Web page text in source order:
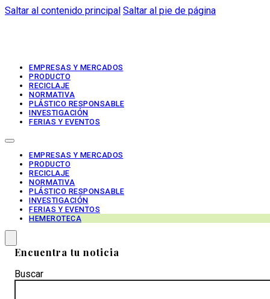
Saltar al contenido principal Saltar al pie de página
EMPRESAS Y MERCADOS
PRODUCTO
RECICLAJE
NORMATIVA
PLÁSTICO RESPONSABLE
INVESTIGACIÓN
FERIAS Y EVENTOS
EMPRESAS Y MERCADOS
PRODUCTO
RECICLAJE
NORMATIVA
PLÁSTICO RESPONSABLE
INVESTIGACIÓN
FERIAS Y EVENTOS
HEMEROTECA
Encuentra tu noticia
Buscar